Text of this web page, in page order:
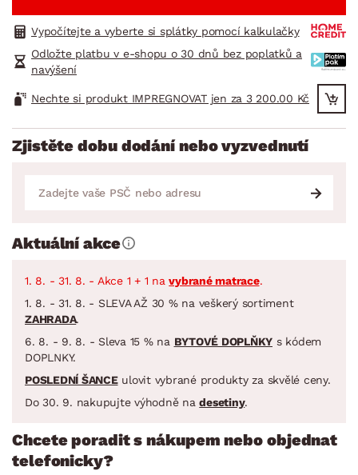
Vypočítejte a vyberte si splátky pomocí kalkulačky
Odložte platbu v e-shopu o 30 dnů bez poplatků a
navýšení
Nechte si produkt IMPREGNOVAT jen za 3 200.00 Kč
Zjistěte dobu dodání nebo vyzvednutí
Aktuální akce
1. 8. - 31. 8. - Akce 1 + 1 navybrané matrace.
1. 8. - 31. 8. - SLEVA AŽ 30 % na veškerý sortiment
ZAHRADA.
6. 8. - 9. 8. - Sleva 15 % na BYTOVÉ DOPLŇKY s kódem
DOPLNKY.
POSLEDNÍ ŠANCEulovit vybrané produkty za skvělé ceny.
Do 30. 9. nakupujte výhodně nadesetiny.
Chcete poradit s nákupem nebo objednat
telefonicky?